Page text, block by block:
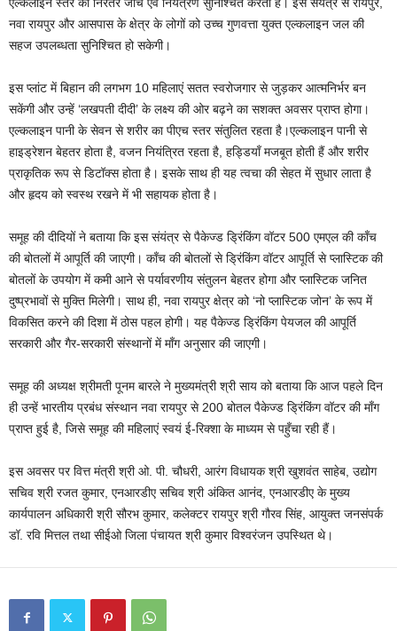
एल्कलाइन स्तर की निरंतर जांच एवं नियंत्रण सुनिश्चित करती हैं। इस संयंत्र से रायपुर,
नवा रायपुर और आसपास के क्षेत्र के लोगों को उच्च गुणवत्ता युक्त एल्कलाइन जल की
सहज उपलब्धता सुनिश्चित हो सकेगी।
इस प्लांट में बिहान की लगभग 10 महिलाएं सतत स्वरोजगार से जुड़कर आत्मनिर्भर बन
सकेंगी और उन्हें ‘लखपती दीदी’ के लक्ष्य की ओर बढ़ने का सशक्त अवसर प्राप्त होगा।
एल्कलाइन पानी के सेवन से शरीर का पीएच स्तर संतुलित रहता है।एल्कलाइन पानी से
हाइड्रेशन बेहतर होता है, वजन नियंत्रित रहता है, हड्डियाँ मजबूत होती हैं और शरीर
प्राकृतिक रूप से डिटॉक्स होता है। इसके साथ ही यह त्वचा की सेहत में सुधार लाता है
और हृदय को स्वस्थ रखने में भी सहायक होता है।
समूह की दीदियों ने बताया कि इस संयंत्र से पैकेज्ड ड्रिंकिंग वॉटर 500 एमएल की काँच
की बोतलों में आपूर्ति की जाएगी। काँच की बोतलों से ड्रिंकिंग वॉटर आपूर्ति से प्लास्टिक की
बोतलों के उपयोग में कमी आने से पर्यावरणीय संतुलन बेहतर होगा और प्लास्टिक जनित
दुष्प्रभावों से मुक्ति मिलेगी। साथ ही, नवा रायपुर क्षेत्र को ‘नो प्लास्टिक जोन’ के रूप में
विकसित करने की दिशा में ठोस पहल होगी। यह पैकेज्ड ड्रिंकिंग पेयजल की आपूर्ति
सरकारी और गैर-सरकारी संस्थानों में माँग अनुसार की जाएगी।
समूह की अध्यक्ष श्रीमती पूनम बारले ने मुख्यमंत्री श्री साय को बताया कि आज पहले दिन
ही उन्हें भारतीय प्रबंध संस्थान नवा रायपुर से 200 बोतल पैकेज्ड ड्रिंकिंग वॉटर की माँग
प्राप्त हुई है, जिसे समूह की महिलाएं स्वयं ई-रिक्शा के माध्यम से पहुँचा रही हैं।
इस अवसर पर वित्त मंत्री श्री ओ. पी. चौधरी, आरंग विधायक श्री खुशवंत साहेब, उद्योग
सचिव श्री रजत कुमार, एनआरडीए सचिव श्री अंकित आनंद, एनआरडीए के मुख्य
कार्यपालन अधिकारी श्री सौरभ कुमार, कलेक्टर रायपुर श्री गौरव सिंह, आयुक्त जनसंपर्क
डॉ. रवि मित्तल तथा सीईओ जिला पंचायत श्री कुमार विश्वरंजन उपस्थित थे।